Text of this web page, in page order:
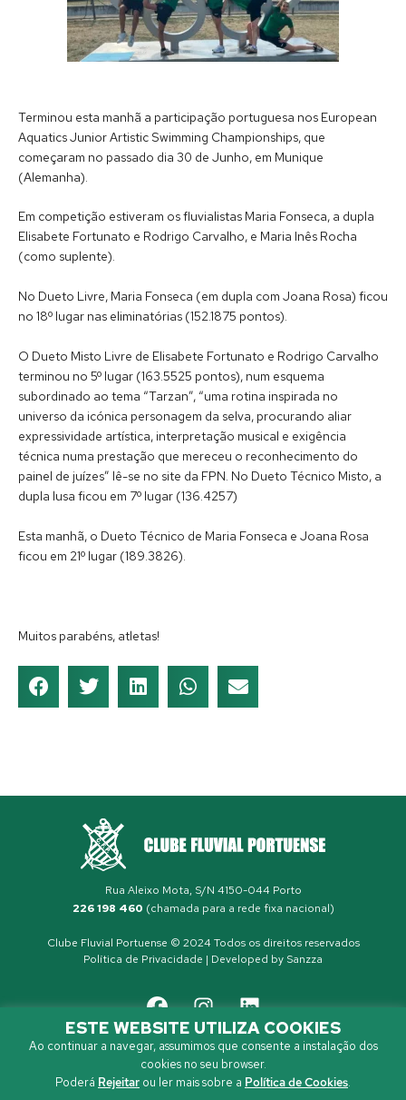
Terminou esta manhã a participação portuguesa nos European
Aquatics Junior Artistic Swimming Championships, que
começaram no passado dia 30 de Junho, em Munique
(Alemanha).
Em competição estiveram os fluvialistas Maria Fonseca, a dupla
Elisabete Fortunato e Rodrigo Carvalho, e Maria Inês Rocha
(como suplente).
No Dueto Livre, Maria Fonseca (em dupla com Joana Rosa) ficou
no 18º lugar nas eliminatórias (152.1875 pontos).
O Dueto Misto Livre de Elisabete Fortunato e Rodrigo Carvalho
terminou no 5º lugar (163.5525 pontos), num esquema
subordinado ao tema “Tarzan”, “uma rotina inspirada no
universo da icónica personagem da selva, procurando aliar
expressividade artística, interpretação musical e exigência
técnica numa prestação que mereceu o reconhecimento do
painel de juízes” lê-se no site da FPN. No Dueto Técnico Misto, a
dupla lusa ficou em 7º lugar (136.4257)
Esta manhã, o Dueto Técnico de Maria Fonseca e Joana Rosa
ficou em 21º lugar (189.3826).
Muitos parabéns, atletas!
Rua Aleixo Mota, S/N 4150-044 Porto
226 198 460 (chamada para a rede fixa nacional)
Clube Fluvial Portuense © 2024 Todos os direitos reservados
Política de Privacidade | Developed by Sanzza
ESTE WEBSITE UTILIZA COOKIES
Ao continuar a navegar, assumimos que consente a instalação dos
cookies no seu browser.
Poderá Rejeitar ou ler mais sobre a Política de Cookies.